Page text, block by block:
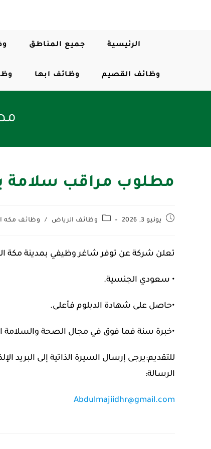
الرئيسية جميع المناطق
وظائف القصيم وظائف ابها
مطلوب مراقب سلامة
يونيو 3, 2026 وظائف الرياض / وظائف مكه
تعلن شركة عن توفر شاغر وظيفي بمدينة
• سعودي الجنسية.​
•حاصل على شهادة الدبلوم فأعلى.​
•خبرة سنة فما فوق في مجال الصحة والسلامة
للتقديم:​يرجى إرسال السيرة الذاتية إلى البريد
الرسالة:
Abdulmajiidhr@gmail.com